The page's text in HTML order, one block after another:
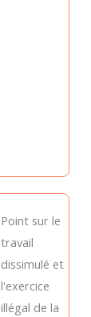
Point sur le
travail
dissimulé et
l'exercice
illégal de la